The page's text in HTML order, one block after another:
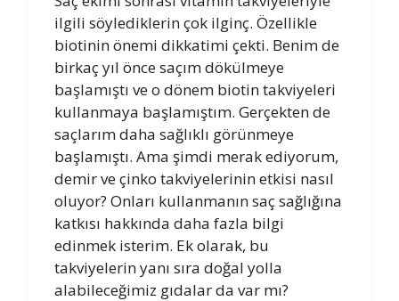
ilgili söylediklerin çok ilginç. Özellikle
biotinin önemi dikkatimi çekti. Benim de
birkaç yıl önce saçım dökülmeye
başlamıştı ve o dönem biotin takviyeleri
kullanmaya başlamıştım. Gerçekten de
saçlarım daha sağlıklı görünmeye
başlamıştı. Ama şimdi merak ediyorum,
demir ve çinko takviyelerinin etkisi nasıl
oluyor? Onları kullanmanın saç sağlığına
katkısı hakkında daha fazla bilgi
edinmek isterim. Ek olarak, bu
takviyelerin yanı sıra doğal yolla
alabileceğimiz gıdalar da var mı?